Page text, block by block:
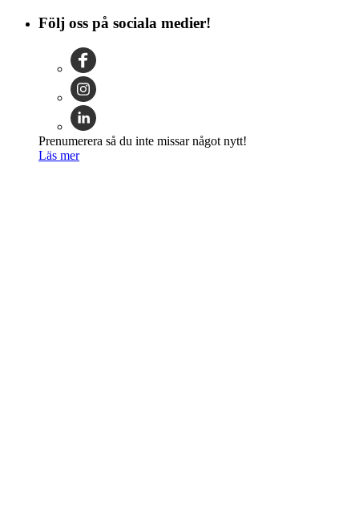
Följ oss på sociala medier!
Prenumerera så du inte missar något nytt!
Läs mer